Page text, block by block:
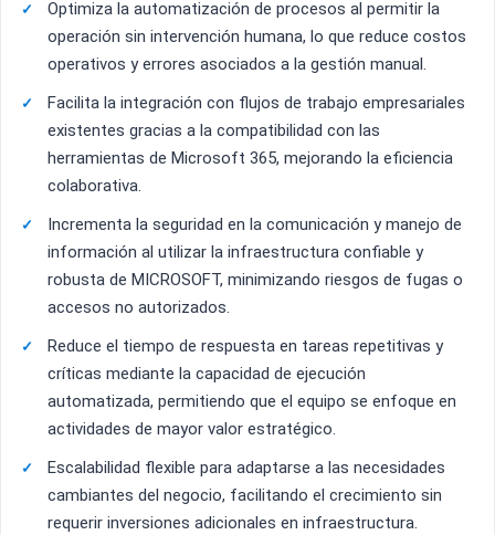
Optimiza la automatización de procesos al permitir la
operación sin intervención humana, lo que reduce costos
operativos y errores asociados a la gestión manual.
Facilita la integración con flujos de trabajo empresariales
existentes gracias a la compatibilidad con las
herramientas de Microsoft 365, mejorando la eficiencia
colaborativa.
Incrementa la seguridad en la comunicación y manejo de
información al utilizar la infraestructura confiable y
robusta de MICROSOFT, minimizando riesgos de fugas o
accesos no autorizados.
Reduce el tiempo de respuesta en tareas repetitivas y
críticas mediante la capacidad de ejecución
automatizada, permitiendo que el equipo se enfoque en
actividades de mayor valor estratégico.
Escalabilidad flexible para adaptarse a las necesidades
cambiantes del negocio, facilitando el crecimiento sin
requerir inversiones adicionales en infraestructura.